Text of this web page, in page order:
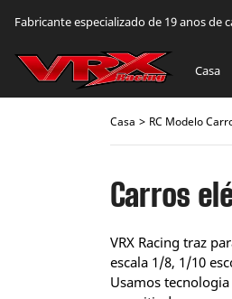
Fabricante especializado de 19 anos
Casa
Casa RC Modelo
Carros
VRX Racing traz
escala 1/8, 1/10
Usamos